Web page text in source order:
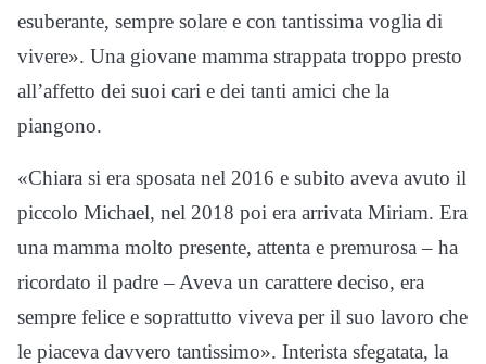
esuberante, sempre solare e con tantissima voglia di
vivere». Una giovane mamma strappata troppo presto
all’affetto dei suoi cari e dei tanti amici che la
piangono.
«Chiara si era sposata nel 2016 e subito aveva avuto il
piccolo Michael, nel 2018 poi era arrivata Miriam. Era
una mamma molto presente, attenta e premurosa – ha
ricordato il padre – Aveva un carattere deciso, era
sempre felice e soprattutto viveva per il suo lavoro che
le piaceva davvero tantissimo». Interista sfegatata, la